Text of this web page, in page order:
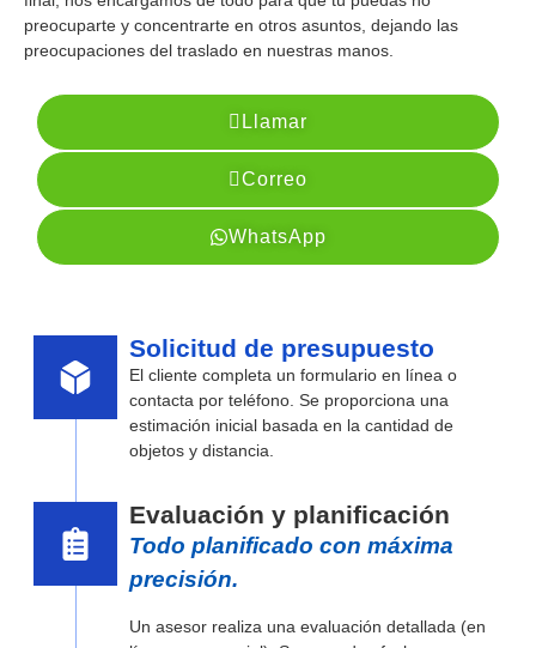
preocuparte y concentrarte en otros asuntos, dejando las
preocupaciones del traslado en nuestras manos.
Llamar
Correo
WhatsApp
Solicitud de presupuesto
El cliente completa un formulario en línea o
contacta por teléfono. Se proporciona una
estimación inicial basada en la cantidad de
objetos y distancia.
Evaluación y planificación
Todo planificado con máxima
precisión.
Un asesor realiza una evaluación detallada (en